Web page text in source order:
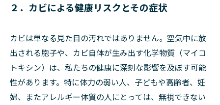
２．カビによる健康リスクとその症状
カビは単なる見た目の汚れではありません。空気中に放
出される胞子や、カビ自体が生み出す化学物質（マイコ
トキシン）は、私たちの健康に深刻な影響を及ぼす可能
性があります。特に体力の弱い人、子どもや高齢者、妊
婦、またアレルギー体質の人にとっては、無視できない